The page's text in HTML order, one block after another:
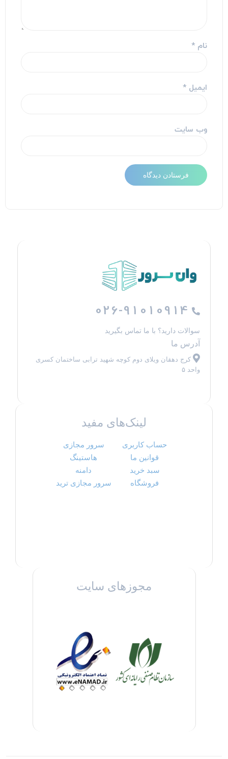
نام*
ایمیل*
وب‌ سایت
026-91010914
سوالات دارید؟ با ما تماس بگیرید
آدرس ما
کرج دهقان ویلای دوم کوچه شهید ترابی ساختمان کسری
واحد ۵
لینک‌های مفید
حساب کاربری
قوانین ما
سبد خرید
فروشگاه
سرور مجازی
هاستینگ
دامنه
سرور مجازی ترید
مجوزهای سایت